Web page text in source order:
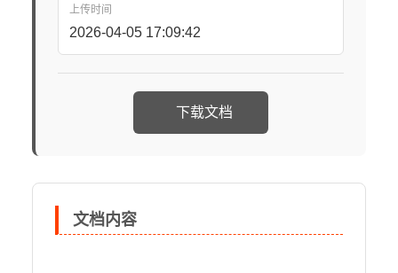
上传时间
2026-04-05 17:09:42
下载文档
文档内容